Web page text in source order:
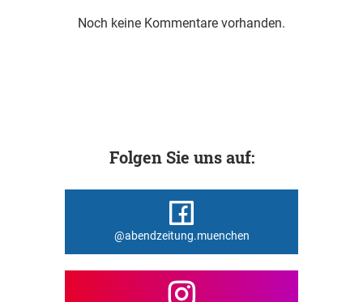
Noch keine Kommentare vorhanden.
Folgen Sie uns auf:
@abendzeitung.muenchen